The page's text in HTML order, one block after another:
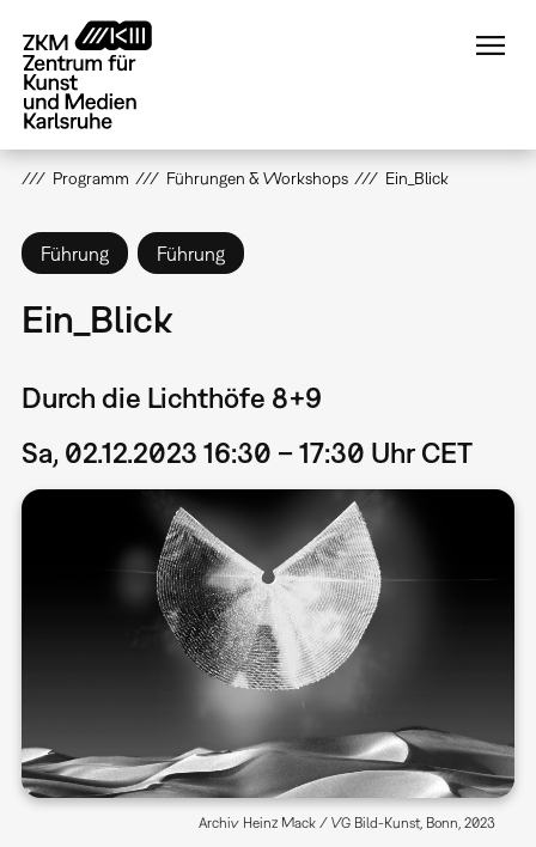
zum
Inhalt
Programm Führungen & Workshops Ein_Blick
Führung Führung
Ein_Blick
Durch die Lichthöfe 8+9
Sa, 02.12.2023 16:30 – 17:30 Uhr CET
Archiv Heinz Mack / VG Bild-Kunst, Bonn, 2023